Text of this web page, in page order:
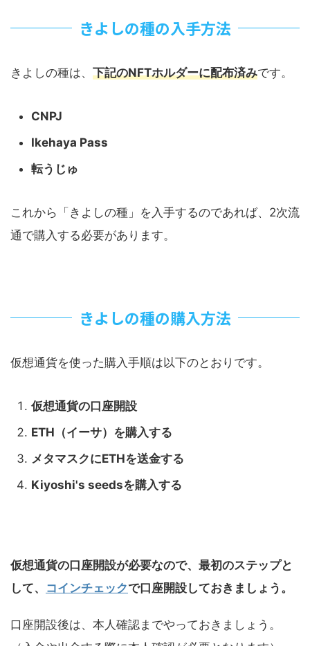
きよしの種の入手方法
きよしの種は、 下記のNFTホルダーに配布済みです。
CNPJ
Ikehaya Pass
転うじゅ
これから「きよしの種」を入手するのであれば、2次流
通で購入する必要があります。
きよしの種の購入方法
仮想通貨を使った購入手順は以下のとおりです。
仮想通貨の口座開設
ETH（イーサ）を購入する
メタマスクにETHを送金する
Kiyoshi's seedsを購入する
仮想通貨の口座開設が必要なので、最初のステップと
して、 コインチェックで口座開設しておきましょう。
口座開設後は、本人確認までやっておきましょう。